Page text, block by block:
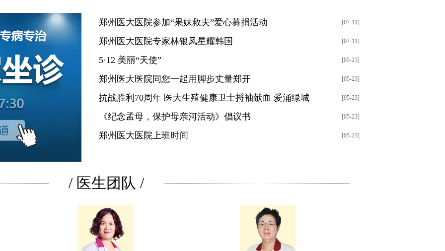
[07-11]
郑州医大医院参加“果妹救夫”爱心募捐活动
[07-11]
郑州医大医院专家林银凤星耀韩国
[05-23]
5·12 美丽“天使”
[05-23]
郑州医大医院同您一起用脚步丈量郑开
[05-23]
抗战胜利70周年 医大生殖健康卫士捋袖献血 爱涌绿城
[05-23]
《纪念孟母，保护母亲河活动》倡议书
[05-23]
郑州医大医院上班时间
/ 医生团队 /